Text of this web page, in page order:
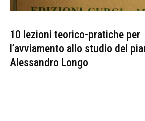
10 lezioni teorico-pratiche per
l’avviamento allo studio del
Alessandro Longo